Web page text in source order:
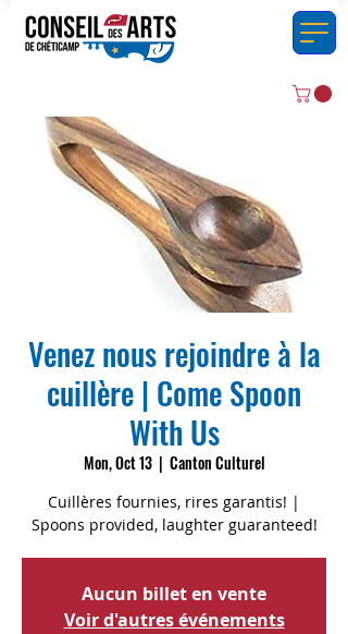
Venez nous rejoindre à la
cuillère | Come Spoon
With Us
Mon, Oct 13
  |
Canton Culturel
Cuillères fournies, rires garantis! |
Spoons provided, laughter guaranteed!
Aucun billet en vente
Voir d'autres événements